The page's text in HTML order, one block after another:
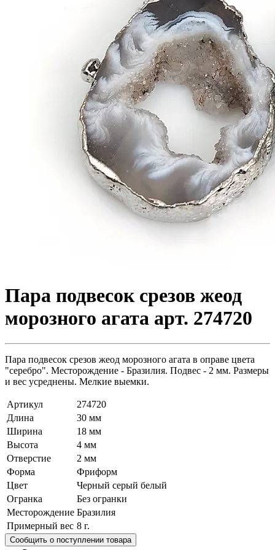
Пара подвесок срезов жеод
морозного агата арт. 274720
Пара подвесок срезов жеод морозного агата в оправе цвета
"серебро". Месторождение - Бразилия. Подвес - 2 мм. Размеры
и вес усреднены. Мелкие выемки.
Артикул
274720
Длина
30 мм
Ширина
18 мм
Высота
4 мм
Отверстие
2 мм
Форма
Фриформ
Цвет
Черный серый белый
Огранка
Без огранки
Месторождение Бразилия
Примерный вес 8 г.
Сообщить о поступлении товара